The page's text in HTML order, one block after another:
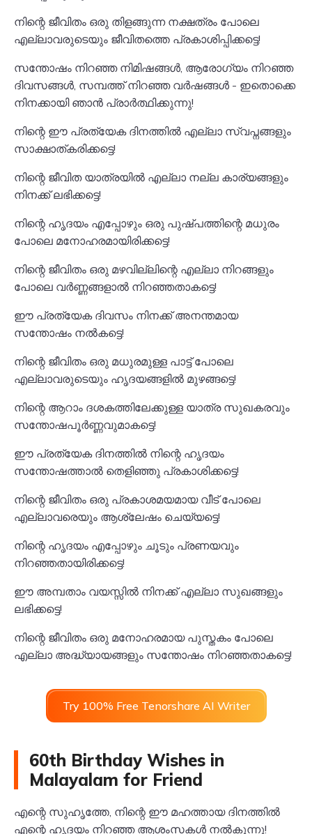
നിന്റെ ജീവിതം ഒരു തിളങ്ങുന്ന നക്ഷത്രം പോലെ
എല്ലാവരുടെയും ജീവിതത്തെ പ്രകാശിപ്പിക്കട്ടെ!
സന്തോഷം നിറഞ്ഞ നിമിഷങ്ങൾ, ആരോഗ്യം നിറഞ്ഞ
ദിവസങ്ങൾ, സമ്പത്ത് നിറഞ്ഞ വർഷങ്ങൾ - ഇതൊക്കെ
നിനക്കായി ഞാൻ പ്രാർത്ഥിക്കുന്നു!
നിന്റെ ഈ പ്രത്യേക ദിനത്തിൽ എല്ലാ സ്വപ്നങ്ങളും
സാക്ഷാത്കരിക്കട്ടെ!
നിന്റെ ജീവിത യാത്രയിൽ എല്ലാ നല്ല കാര്യങ്ങളും
നിനക്ക് ലഭിക്കട്ടെ!
നിന്റെ ഹൃദയം എപ്പോഴും ഒരു പുഷ്പത്തിന്റെ മധുരം
പോലെ മനോഹരമായിരിക്കട്ടെ!
നിന്റെ ജീവിതം ഒരു മഴവില്ലിന്റെ എല്ലാ നിറങ്ങളും
പോലെ വർണ്ണങ്ങളാൽ നിറഞ്ഞതാകട്ടെ!
ഈ പ്രത്യേക ദിവസം നിനക്ക് അനന്തമായ
സന്തോഷം നൽകട്ടെ!
നിന്റെ ജീവിതം ഒരു മധുരമുള്ള പാട്ട് പോലെ
എല്ലാവരുടെയും ഹൃദയങ്ങളിൽ മുഴങ്ങട്ടെ!
നിന്റെ ആറാം ദശകത്തിലേക്കുള്ള യാത്ര സുഖകരവും
സന്തോഷപൂർണ്ണവുമാകട്ടെ!
ഈ പ്രത്യേക ദിനത്തിൽ നിന്റെ ഹൃദയം
സന്തോഷത്താൽ തെളിഞ്ഞു പ്രകാശിക്കട്ടെ!
നിന്റെ ജീവിതം ഒരു പ്രകാശമയമായ വീട് പോലെ
എല്ലാവരെയും ആശ്ലേഷം ചെയ്യട്ടെ!
നിന്റെ ഹൃദയം എപ്പോഴും ചൂടും പ്രണയവും
നിറഞ്ഞതായിരിക്കട്ടെ!
ഈ അമ്പതാം വയസ്സിൽ നിനക്ക് എല്ലാ സുഖങ്ങളും
ലഭിക്കട്ടെ!
നിന്റെ ജീവിതം ഒരു മനോഹരമായ പുസ്തകം പോലെ
എല്ലാ അദ്ധ്യായങ്ങളും സന്തോഷം നിറഞ്ഞതാകട്ടെ!
Try 100% Free Tenorshare AI Writer
60th Birthday Wishes in
Malayalam for Friend
എന്റെ സുഹൃത്തേ, നിന്റെ ഈ മഹത്തായ ദിനത്തിൽ
എന്റെ ഹൃദയം നിറഞ്ഞ ആശംസകൾ നൽകുന്നു!